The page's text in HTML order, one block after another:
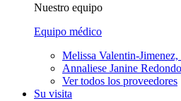
Nuestro equipo
Equipo médico
Melissa Valentin-
Annaliese Janine
Ver todos los proveedores
Su visita